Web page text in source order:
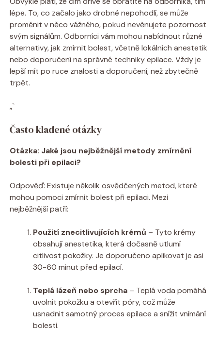
lépe. To, co začalo ‍jako drobné‍ nepohodlí, se může
proměnit v něco⁣ vážného, ‌pokud nevěnujete pozornost
svým signálům. ​Odborníci vám mohou nabídnout různé⁢
alternativy, jak zmírnit⁢ bolest, včetně‌ lokálních anestetik
nebo doporučení na správné⁣ techniky epilace. Vždy je
lepší mít ⁢po ⁢ruce znalosti ​a doporučení, než zbytečně
trpět.
„`
Často kladené‍ otázky
Otázka: Jaké ⁣jsou nejběžnější metody zmírnění
‍bolesti při epilaci?
Odpověď:‌ Existuje několik osvědčených metod, ​které
mohou ‌pomoci zmírnit ⁢bolest ‌při epilaci. Mezi
nejběžnější patří:
Použití znecitlivujících krémů – Tyto krémy
obsahují anestetika, která ‌dočasně utlumí‍
citlivost ‌pokožky. Je doporučeno aplikovat je asi
30-60 minut ‌před ⁣epilací.
Teplá ​lázeň nebo⁢ sprcha – Teplá voda⁤ pomáhá
uvolnit ‍pokožku a otevřít ​póry, což může
usnadnit⁣ samotný proces epilace a snížit ​vnímání
⁤bolesti.